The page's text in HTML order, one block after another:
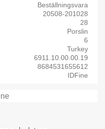
Beställningsvara
20508-201028
28
Porslin
6
Turkey
6911.10.00.00.19
8684531655612
IDFine